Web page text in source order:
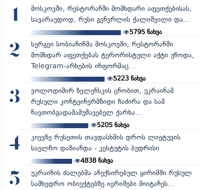
1
მოსკოვში, რესტორანში მომხდარი აფეთქებისას,
სავარაუდოდ, რუსი გენერლის ქალიშვილი და...
5795 ნახვა
2
სერგეი სობიანინმა მოსკოვში, რესტორანში
მომხდარ აფეთქებას ტერორისტული აქტი უწოდა,
Telegram-არხების ინფორმაც...
5223ნახვა
3
ვოლოდიმირ ზელენსკის ცნობით, უკრაინამ
რუსული კონტეინერმზიდი ჩაძირა და სამ
ნავთობგადამამუშავებელ ქარხა...
5205ნახვა
4
კიევზე რუსეთის თავდასხმის დროს ლიეტუვის
საელჩო დაზიანდა - კესტუტის ბუდრისი
4838ნახვა
5
უკრაინის ძალებმა ანექსირებულ ყირიმში რუსულ
სამხედრო ობიექტებზე იერიშები მიიტანეს...